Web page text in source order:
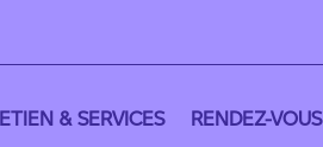
& SERVICES RENDEZ-VOUS